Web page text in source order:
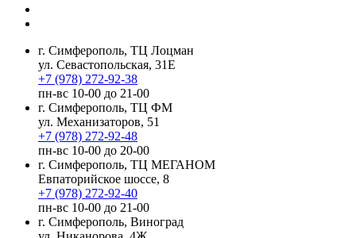
г. Симферополь, ТЦ Лоцман
ул. Севастопольская, 31Е
+7 (978) 272-92-38
пн-вс 10-00 до 21-00
г. Симферополь, ТЦ ФМ
ул. Механизаторов, 51
+7 (978) 272-92-48
пн-вс 10-00 до 20-00
г. Симферополь, ТЦ МЕГАНОМ
Евпаторийское шоссе, 8
+7 (978) 272-92-40
пн-вс 10-00 до 21-00
г. Симферополь, Виноград